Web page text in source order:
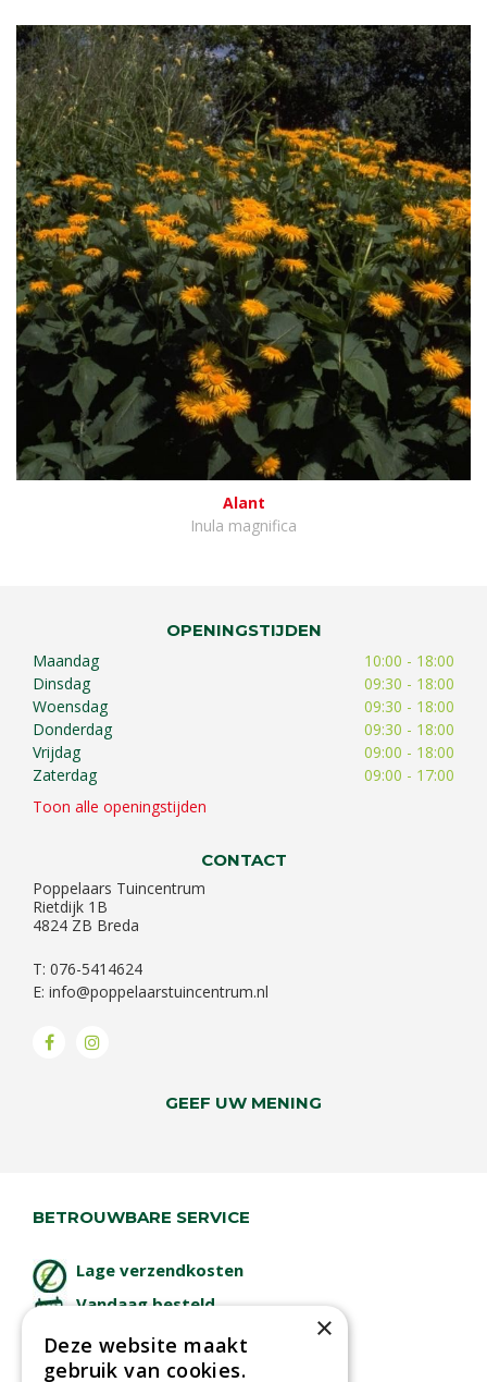
Alant
Inula magnifica
OPENINGSTIJDEN
Maandag
10:00 - 18:00
Dinsdag
09:30 - 18:00
Woensdag
09:30 - 18:00
Donderdag
09:30 - 18:00
Vrijdag
09:00 - 18:00
Zaterdag
09:00 - 17:00
Toon alle openingstijden
CONTACT
Poppelaars Tuincentrum
Rietdijk 1B
4824 ZB Breda
T: 076-5414624
E: info@poppelaarstuincentrum.nl
GEEF UW MENING
BETROUWBARE SERVICE
Lage verzendkosten
Vandaag besteld
Afhalen in tuincentrum
×
Deze website maakt
gebruik van cookies.